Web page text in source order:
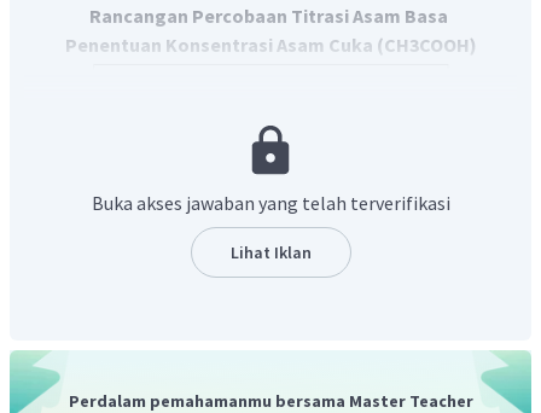
Rancangan Percobaan Titrasi Asam Basa
Penentuan Konsentrasi Asam Cuka (CH3COOH)
Buka akses jawaban yang telah terverifikasi
Lihat Iklan
Perdalam pemahamanmu bersama Master Teacher